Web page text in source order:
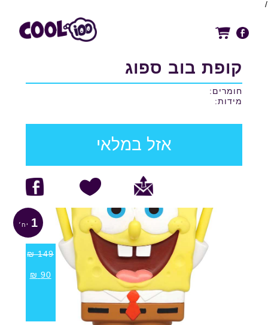
/
קופת בוב ספוג
חומרים:
מידות:
אזל במלאי
1
149
₪
90
₪